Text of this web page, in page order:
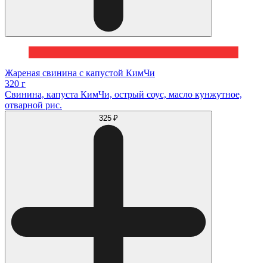
Жареная свинина с капустой КимЧи
320 г
Свинина, капуста КимЧи, острый соус, масло кунжутное,
отварной рис.
325 ₽